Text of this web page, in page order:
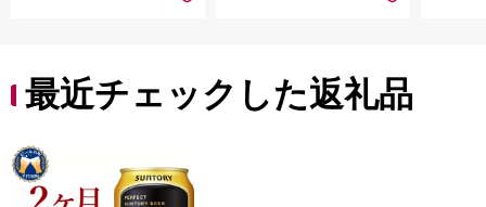
最近チェックした返礼品